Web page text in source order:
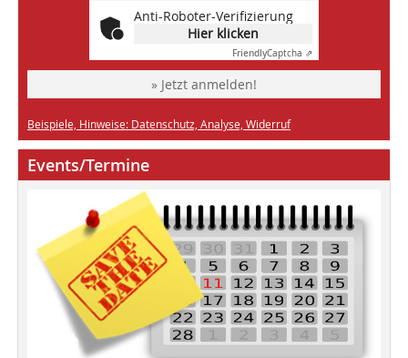
Anti-Roboter-Verifizierung
Hier klicken
FriendlyCaptcha ⇗
» Jetzt anmelden!
Beispiele, Hinweise: Datenschutz, Analyse, Widerruf
Events/Termine